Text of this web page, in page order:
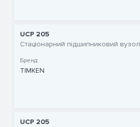
UCP 205
Стаціонарний підшипниковий вузол
Бренд:
TIMKEN
UCP 205